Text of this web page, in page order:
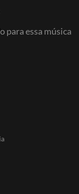
para essa música